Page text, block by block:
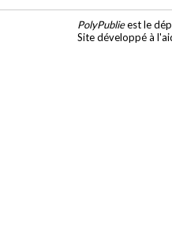
PolyPublieest le
Site développé à